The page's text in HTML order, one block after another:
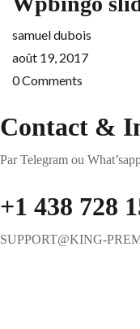
samuel dubois
août 19, 2017
0Comments
Contact &
Par Telegram ou
+1 438 728
SUPPORT@KING-